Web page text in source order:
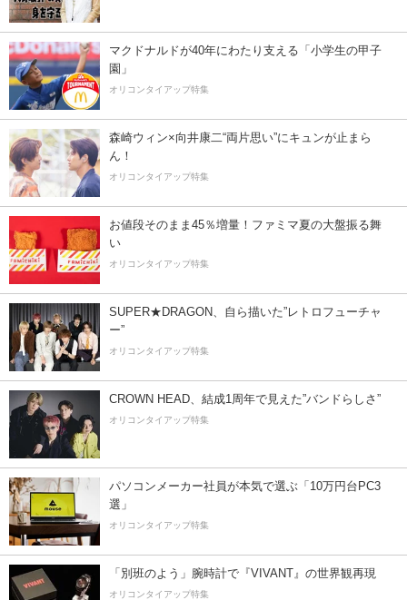
マクドナルドが40年にわたり支える「小学生の甲子
園」
オリコンタイアップ特集
森崎ウィン×向井康二“両片思い”にキュンが止まら
ん！
オリコンタイアップ特集
お値段そのまま45％増量！ファミマ夏の大盤振る舞
い
オリコンタイアップ特集
SUPER★DRAGON、自ら描いた”レトロフューチャ
ー”
オリコンタイアップ特集
CROWN HEAD、結成1周年で見えた”バンドらしさ”
オリコンタイアップ特集
パソコンメーカー社員が本気で選ぶ「10万円台PC3
選」
オリコンタイアップ特集
「別班のよう」腕時計で『VIVANT』の世界観再現
オリコンタイアップ特集